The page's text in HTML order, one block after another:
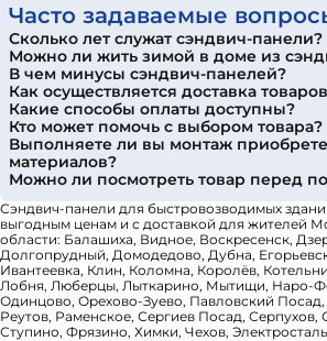
Часто задаваемые
Сколько лет служат сэндвич-панели?
Можно ли жить зимой в доме из
В чем минусы сэндвич-панелей?
Как осуществляется доставка
Какие способы оплаты доступны?
Кто может помочь с выбором товара?
Выполняете ли вы монтаж
материалов?
Можно ли посмотреть товар перед
Сэндвич-панели для быстровозводимых
выгодным ценам и с доставкой для жителей
области: Балашиха, Видное, Воскресенск,
Долгопрудный, Домодедово, Дубна,
Ивантеевка, Клин, Коломна, Королёв,
Лобня, Люберцы, Лыткарино, Мытищи, Наро-
Одинцово, Орехово-Зуево, Павловский
Реутов, Раменское, Сергиев Посад, Серпухов,
Ступино, Фрязино, Химки, Чехов,